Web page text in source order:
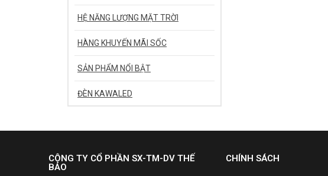
HỆ NĂNG LƯỢNG MẶT TRỜI
HÀNG KHUYẾN MÃI SỐC
SẢN PHẨM NỔI BẬT
ĐÈN KAWALED
CÔNG TY CỔ PHẦN SX-TM-DV THẾ
BẢO
CHÍNH SÁCH